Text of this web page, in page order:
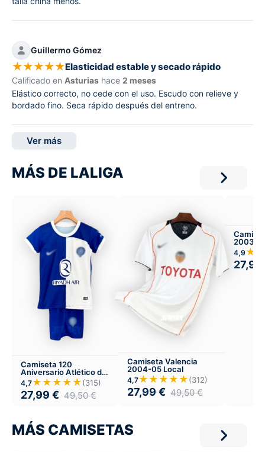
Guillermo Gómez
★★★★★Elasticidad estable y secado rápido
Calificado en Asturias hace 2 meses
Elástico correcto, no cede con el uso. Escudo con relieve y
bordado fino. Seca rápido después del entreno.
Ver más
MÁS DE LALIGA
Camiseta 120
Aniversario Atlético de
Madrid Versión Infantil
Local
4,7★★★★★(315)
27,99 € 49,50€
Camiseta Valencia
2004-05 Local
4,7★★★★★(312)
27,99 € 49,50€
2003-
4,9
27,99
MÁS CAMISETAS